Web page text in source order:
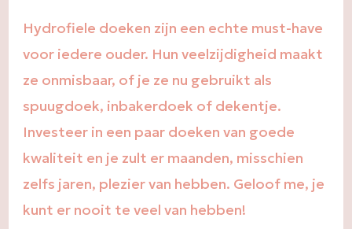
Hydrofiele doeken zijn een echte must-have
voor iedere ouder. Hun veelzijdigheid maakt
ze onmisbaar, of je ze nu gebruikt als
spuugdoek, inbakerdoek of dekentje.
Investeer in een paar doeken van goede
kwaliteit en je zult er maanden, misschien
zelfs jaren, plezier van hebben. Geloof me, je
kunt er nooit te veel van hebben!